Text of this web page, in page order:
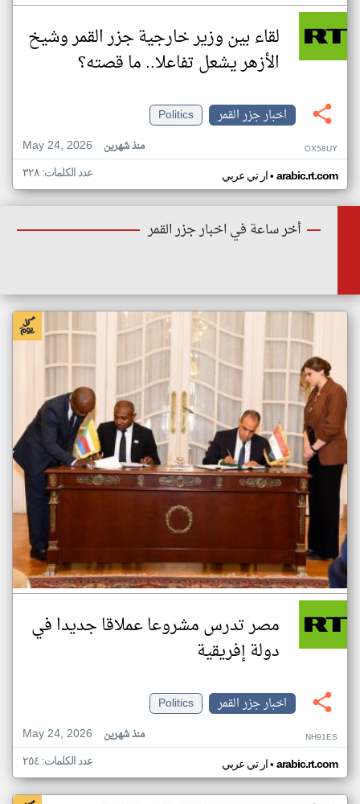
لقاء بين وزير خارجية جزر القمر وشيخ
الأزهر يشعل تفاعلا.. ما قصته؟
اخبار جزر القمر
Politics
May 24, 2026
منذ شهرين OX58UY
ار تي عربي• arabic.rt.com عدد الكلمات: ٣٢٨
أخر ساعة في اخبار جزر القمر
مصر تدرس مشروعا عملاقا جديدا في
دولة إفريقية
اخبار جزر القمر
Politics
May 24, 2026
منذ شهرين NH91ES
ار تي عربي• arabic.rt.com عدد الكلمات: ٢٥٤